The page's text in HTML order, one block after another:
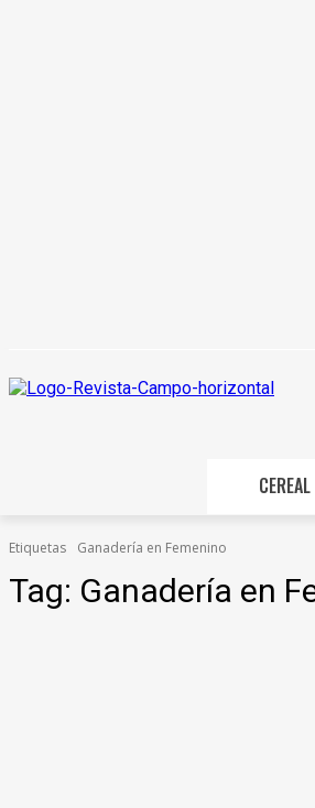
CEREAL
Etiquetas Ganadería en Femenino
Tag: Ganadería en